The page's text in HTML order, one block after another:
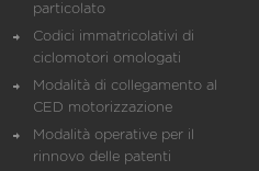
particolato
Codici immatricolativi di
ciclomotori omologati
Modalità di collegamento al
CED motorizzazione
Modalità operative per il
rinnovo delle patenti